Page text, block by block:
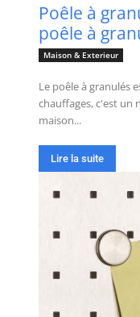
Poêle à
poêle à
Maison & Exterieur
Le poêle à granulés
chauffages, c'est un
maison...
Lire la suite